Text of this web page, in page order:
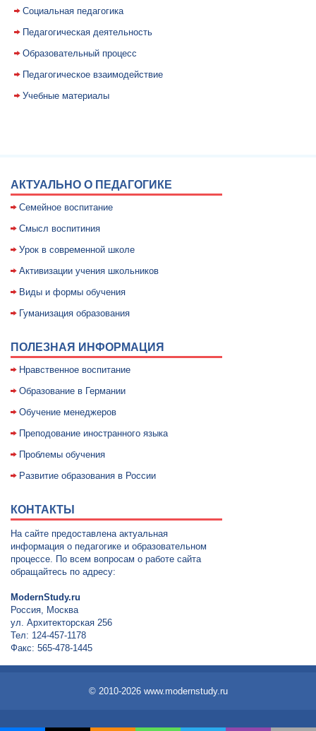
Социальная педагогика
Педагогическая деятельность
Образовательный процесс
Педагогическое взаимодействие
Учебные материалы
АКТУАЛЬНО О ПЕДАГОГИКЕ
Семейное воспитание
Смысл воспитиния
Уpок в совpеменной школе
Активизации учения школьников
Виды и формы обучения
Гуманизация образования
ПОЛЕЗНАЯ ИНФОРМАЦИЯ
Нравственное воспитание
Образование в Германии
Обучение менеджеров
Преподование иностранного языка
Проблемы обучения
Развитие образования в России
КОНТАКТЫ
На сайте предоставлена актуальная
информация о педагогике и образовательном
процессе. По всем вопросам о работе сайта
обращайтесь по адресу:
ModernStudy.ru
Россия, Москва
ул. Архитекторская 256
Тел: 124-457-1178
Факс: 565-478-1445
© 2010-2026 www.modernstudy.ru